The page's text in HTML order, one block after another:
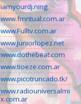
iamyourdj.ning
www.fmritual.com.ar
www.Fulltv.com.ar
www.juniorlopez.net
www.dothebeat.com
www.tioeze.com.ar
www.picotruncado.tk/
www.radiouniversalmi
x.com.ar